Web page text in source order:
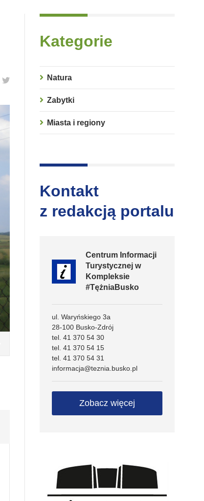
Rezerwat Owczary
Piotr Szumilas
Kategorie
Natura
Zabytki
Miasta i regiony
Kontakt
z redakcją portalu
Centrum Informacji
Turystycznej w
Kompleksie
#TężniaBusko
ul. Waryńskiego 3a
28-100 Busko-Zdrój
tel. 41 370 54 30
tel. 41 370 54 15
tel. 41 370 54 31
informacja@teznia.busko.pl
Zobacz więcej